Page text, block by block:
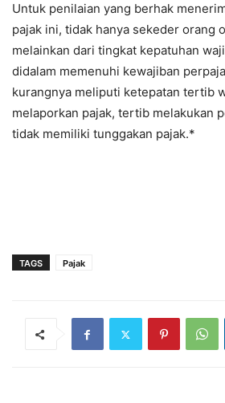
Untuk penilaian yang berhak
pajak ini, tidak hanya sekeder orang
melainkan dari tingkat kepatuhan
didalam memenuhi kewajiban
kurangnya meliputi ketepatan tertib
melaporkan pajak, tertib melakukan
tidak memiliki tunggakan pajak.*
TAGS Pajak